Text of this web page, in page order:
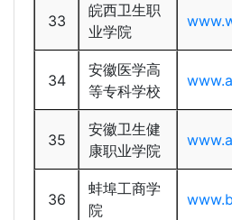
33
皖西卫生职
业学院
34
安徽医学高
等专科学校
35
安徽卫生健
康职业学院
36
蚌埠工商学
院